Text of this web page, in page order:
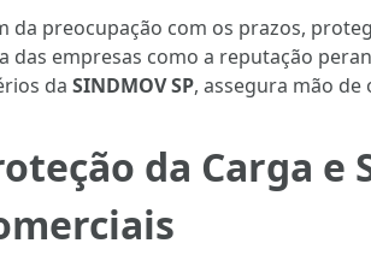
da preocupação com os prazos,
das empresas como a reputação
da SINDMOV SP, assegura mão
da Carga e